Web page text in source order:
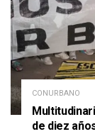
CONURBANO
de diez